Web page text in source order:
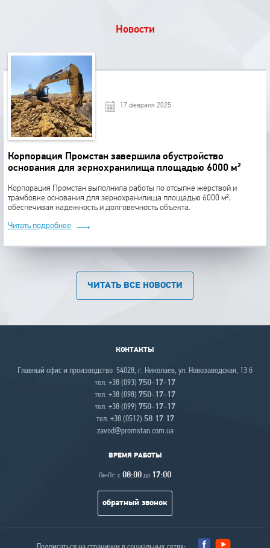
Новости
17 февраля 2025
Корпорация Промстан завершила обустройство
основания для зернохранилища площадью 6000 м²
Корпорация Промстан выполнила работы по отсыпке жерствой и
трамбовке основания для зернохранилища площадью 6000 м²,
обеспечивая надежность и долговечность объекта.
Читать подробнее
ЧИТАТЬ ВСЕ НОВОСТИ
КОНТАКТЫ
Главный офис и производство 54028, г. Николаев, ул. Новозаводская, 13 б
тел. +38 (093) 750-17-17
тел. +38 (098) 750-17-17
тел. +38 (099) 750-17-17
тел. +38 (0512) 58 17 17
zavod@promstan.com.ua
ВРЕМЯ РАБОТЫ
Пн-Пт: с 08:00 до 17:00
обратный звонок